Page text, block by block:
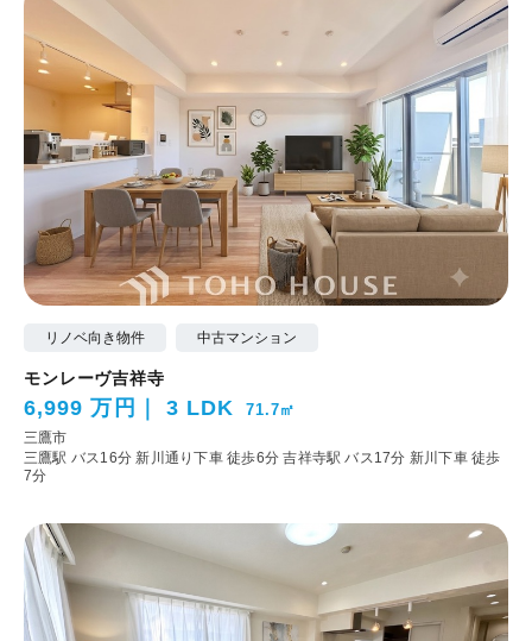
リノベ向き物件 中古マンション
モンレーヴ吉祥寺
6,999 万円 3 LDK 71.7㎡
三鷹市
三鷹駅 バス16分 新川通り下車 徒歩6分吉祥寺駅 バス17分 新川下車 徒歩
7分